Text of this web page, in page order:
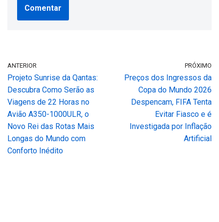
ANTERIOR
Projeto Sunrise da Qantas:
Descubra Como Serão as
Viagens de 22 Horas no
Avião A350-1000ULR, o
Novo Rei das Rotas Mais
Longas do Mundo com
Conforto Inédito
PRÓXIMO
Preços dos Ingressos da
Copa do Mundo 2026
Despencam, FIFA Tenta
Evitar Fiasco e é
Investigada por Inflação
Artificial